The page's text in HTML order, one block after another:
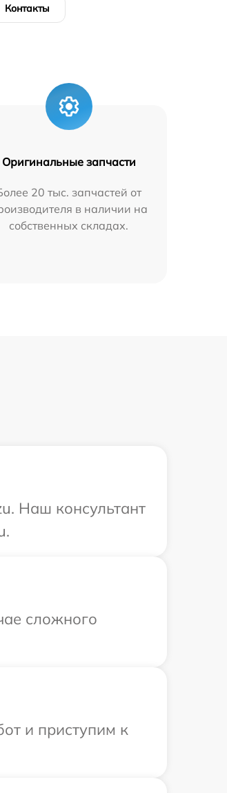
Контакты
Оригинальные запчасти
20 тыс. запчастей от
в наличии на
собственных складах.
Наш консультант
сложного
и приступим к